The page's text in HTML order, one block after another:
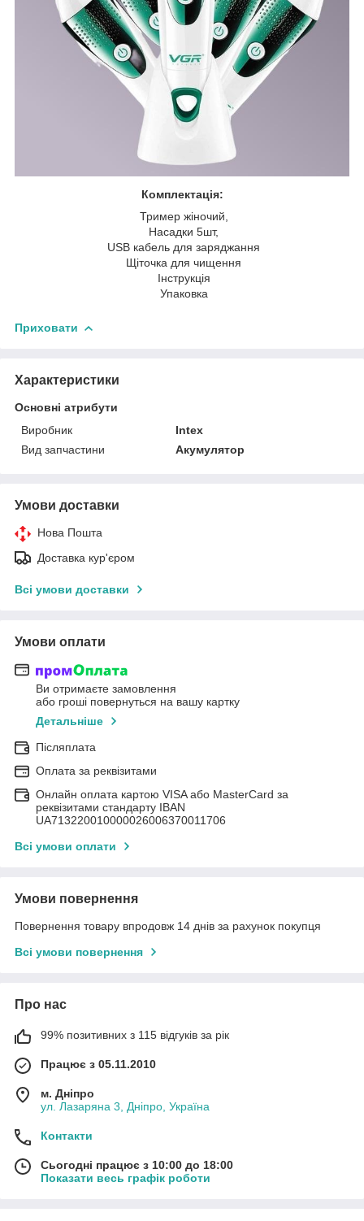
Комплектація:
Тример жіночий,
Насадки 5шт,
USB кабель для заряджання
Щіточка для чищення
Інструкція
Упаковка
Приховати
Характеристики
Основні атрибути
Виробник
Intex
Вид запчастини
Акумулятор
Умови доставки
Нова Пошта
Доставка кур'єром
Всі умови доставки
Умови оплати
Ви отримаєте замовлення
або гроші повернуться на вашу картку
Детальніше
Післяплата
Оплата за реквізитами
Онлайн оплата картою VISA або MasterCard за
реквізитами стандарту IBAN
UA713220010000026006370011706
Всі умови оплати
Умови повернення
Повернення товару впродовж 14 днів за рахунок покупця
Всі умови повернення
Про нас
99% позитивних з 115 відгуків за рік
Працює з 05.11.2010
м. Дніпро
ул. Лазаряна 3, Дніпро, Україна
Контакти
Сьогодні працює з 10:00 до 18:00
Показати весь графік роботи